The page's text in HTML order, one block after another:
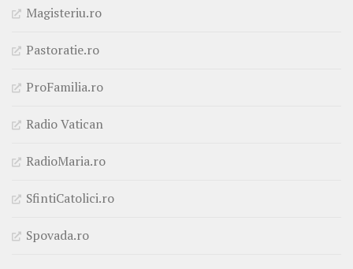
Magisteriu.ro
Pastoratie.ro
ProFamilia.ro
Radio Vatican
RadioMaria.ro
SfintiCatolici.ro
Spovada.ro